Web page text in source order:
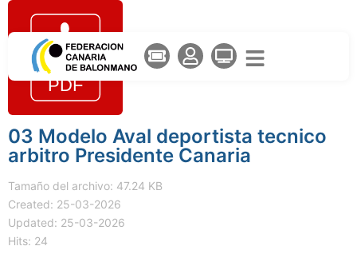
03 Modelo Aval deportista tecnico
arbitro Presidente Canaria
Tamaño del archivo: 47.24 KB
Created: 25-03-2026
Updated: 25-03-2026
Hits: 24